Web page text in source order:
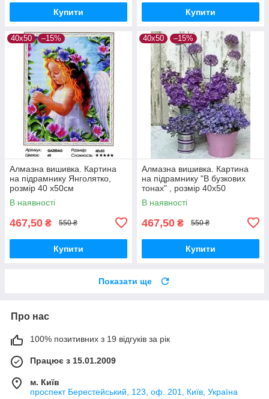
Купити Купити
40х50 –15%
Алмазна вишивка. Картина
на підрамнику Янголятко,
розмір 40 x50см
В наявності
467,50 ₴ 550 ₴
Купити
40х50 –15%
Алмазна вишивка. Картина
на підрамнику "В бузкових
тонах" , розмір 40х50
В наявності
467,50 ₴ 550 ₴
Купити
Показати ще
Про нас
100% позитивних з 19 відгуків за рік
Працює з 15.01.2009
м. Київ
проспект Берестейський, 123, оф. 201, Київ, Україна